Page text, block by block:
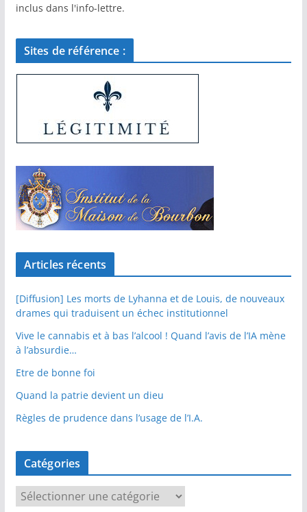
inclus dans l'info-lettre.
Sites de référence :
Articles récents
[Diffusion] Les morts de Lyhanna et de Louis, de nouveaux
drames qui traduisent un échec institutionnel
Vive le cannabis et à bas l’alcool ! Quand l’avis de l’IA mène
à l’absurdie…
Etre de bonne foi
Quand la patrie devient un dieu
Règles de prudence dans l’usage de l’I.A.
Catégories